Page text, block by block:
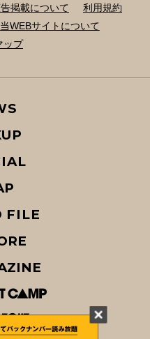
掲載について
利用規約
当WEBサイトについて
ップ
FILE